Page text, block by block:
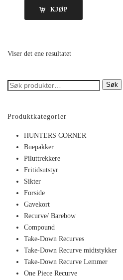
KJØP
Viser det ene resultatet
Søk
Søk
Produktkategorier
HUNTERS CORNER
Buepakker
Piluttrekkere
Fritidsutstyr
Sikter
Forside
Gavekort
Recurve/ Barebow
Compound
Take-Down Recurves
Take-Down Recurve midtstykker
Take-Down Recurve Lemmer
One Piece Recurve